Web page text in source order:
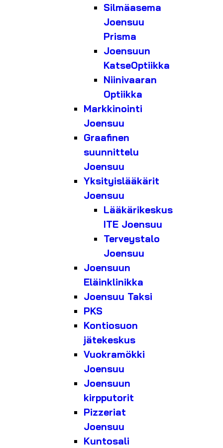
Silmäasema
Joensuu
Prisma
Joensuun
KatseOptiikka
Niinivaaran
Optiikka
Markkinointi
Joensuu
Graafinen
suunnittelu
Joensuu
Yksityislääkärit
Joensuu
Lääkärikeskus
ITE Joensuu
Terveystalo
Joensuu
Joensuun
Eläinklinikka
Joensuu Taksi
PKS
Kontiosuon
jätekeskus
Vuokramökki
Joensuu
Joensuun
kirpputorit
Pizzeriat
Joensuu
Kuntosali